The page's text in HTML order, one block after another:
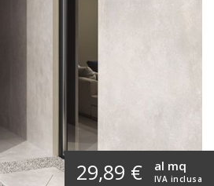
29,89 € IVA inclusa
al mq